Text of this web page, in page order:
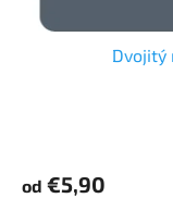
Dvojitý
od €5,90